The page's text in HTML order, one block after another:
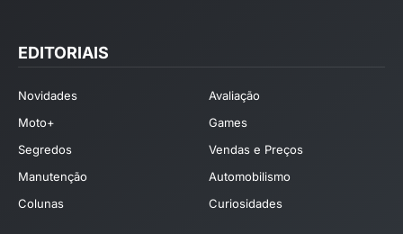
EDITORIAIS
Novidades
Avaliação
Moto+
Games
Segredos
Vendas e Preços
Manutenção
Automobilismo
Colunas
Curiosidades